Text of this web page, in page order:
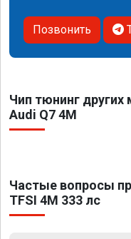
Позвонить
Чип тюнинг
Audi Q7 4M
Частые вопросы
TFSI 4M 333 лс